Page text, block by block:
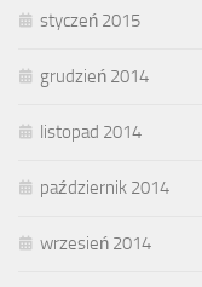
styczeń 2015
grudzień 2014
listopad 2014
październik 2014
wrzesień 2014